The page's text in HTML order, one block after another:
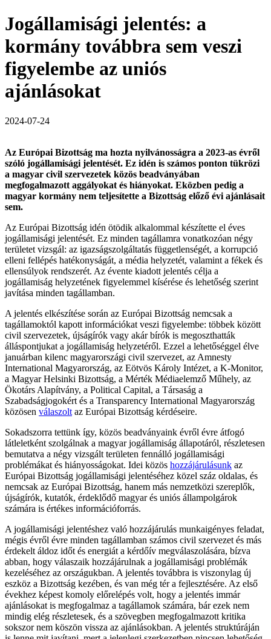
Jogállamisági jelentés: a
kormány továbbra sem veszi
figyelembe az uniós
ajánlásokat
2024-07-24
Az Európai Bizottság ma hozta nyilvánosságra a 2023-as évről
szóló jogállamisági jelentését. Ez idén is számos ponton tükrözi
a magyar civil szervezetek közös beadványában
megfogalmazott aggályokat és hiányokat. Eközben pedig a
magyar kormány nem teljesítette a Bizottság előző évi ajánlásait
sem.
Az Európai Bizottság idén ötödik alkalommal készítette el éves
jogállamisági jelentését. Ez minden tagállamra vonatkozóan négy
területet vizsgál: az igazságszolgáltatás függetlenségét, a korrupció
elleni fellépés hatékonyságát, a média helyzetét, valamint a fékek és
ellensúlyok rendszerét. Az évente kiadott jelentés célja a
jogállamiság helyzetének figyelemmel kísérése és lehetőség szerint
javítása minden tagállamban.
A jelentés elkészítése során az Európai Bizottság nemcsak a
tagállamoktól kapott információkat veszi figyelembe: többek között
civil szervezetek, újságírók vagy akár bírók is megoszthatták
álláspontjukat a jogállamiság helyzetéről. Ezzel a lehetőséggel élve
januárban kilenc magyarországi civil szervezet, az Amnesty
International Magyarország, az Eötvös Károly Intézet, a K-Monitor,
a Magyar Helsinki Bizottság, a Mérték Médiaelemző Műhely, az
Ökotárs Alapítvány, a Political Capital, a Társaság a
Szabadságjogokért és a Transparency International Magyarország
közösen válaszolt az Európai Bizottság kérdéseire.
Sokadszorra tettünk így, közös beadványaink évről évre átfogó
látleletként szolgálnak a magyar jogállamiság állapotáról, részletesen
bemutatva a négy vizsgált területen fennálló jogállamisági
problémákat és hiányosságokat. Idei közös hozzájárulásunk az
Európai Bizottság jogállamisági jelentéséhez közel száz oldalas, és
nemcsak az Európai Bizottság, hanem más nemzetközi szereplők,
újságírók, kutatók, érdeklődő magyar és uniós állampolgárok
számára is értékes információforrás.
A jogállamisági jelentéshez való hozzájárulás munkaigényes feladat,
mégis évről évre minden tagállamban számos civil szervezet és más
érdekelt áldoz időt és energiát a kérdőív megválaszolására, bízva
abban, hogy válaszaik hozzájárulnak a jogállamisági problémák
kezeléséhez az országukban. A jelentés továbbra is viszonylag új
eszköz a Bizottság kezében, és van még tér a fejlesztésére. Az első
évekhez képest komoly előrelépés volt, hogy a jelentés immár
ajánlásokat is megfogalmaz a tagállamok számára, bár ezek nem
mindig elég részletesek, és a szövegben megfogalmazott kritika
sokszor nem köszön vissza az ajánlásokban. A jelentés struktúráján